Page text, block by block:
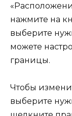
нажмите на
выберите
можете
границы.
Чтобы
выберите